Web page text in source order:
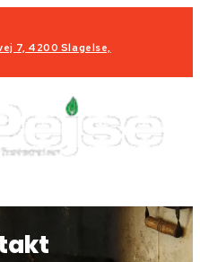
7, 4200 Slagelse,